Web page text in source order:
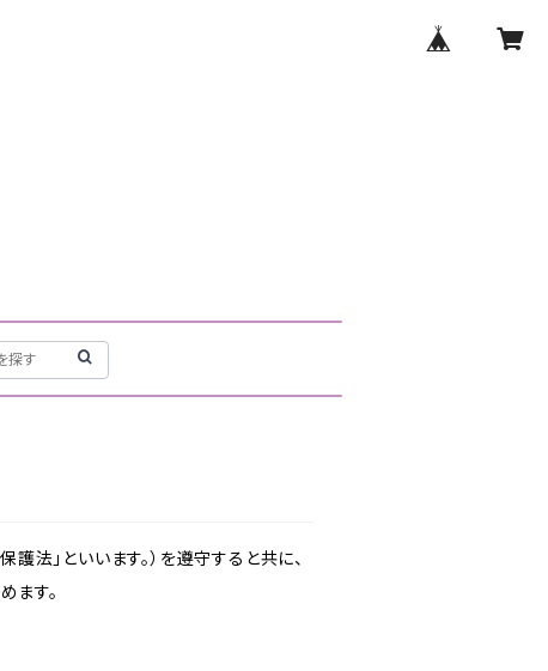
法」といいます。）を遵守すると共に、
ます。